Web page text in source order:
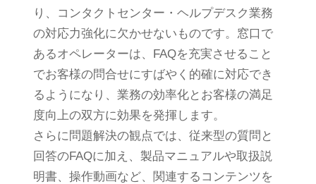
り、コンタクトセンター・ヘルプデスク業務
の対応力強化に欠かせないものです。窓口で
あるオペレーターは、FAQを充実させること
でお客様の問合せにすばやく的確に対応でき
るようになり、業務の効率化とお客様の満足
度向上の双方に効果を発揮します。
さらに問題解決の観点では、従来型の質問と
回答のFAQに加え、製品マニュアルや取扱説
明書、操作動画など、関連するコンテンツを